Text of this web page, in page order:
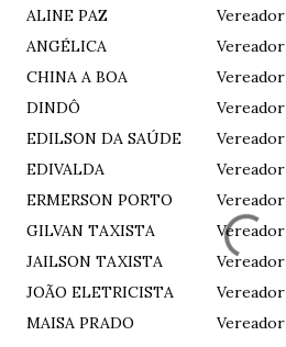
ALINE PAZ Vereador
ANGÉLICA
Vereador
CHINA A BOA
Vereador
DINDÔ
Vereador
EDILSON DA SAÚDE
Vereador
EDIVALDA
Vereador
ERMERSON PORTO
Vereador
GILVAN TAXISTA
Vereador
JAILSON TAXISTA
Vereador
JOÃO ELETRICISTA
Vereador
MAISA PRADO
Vereador